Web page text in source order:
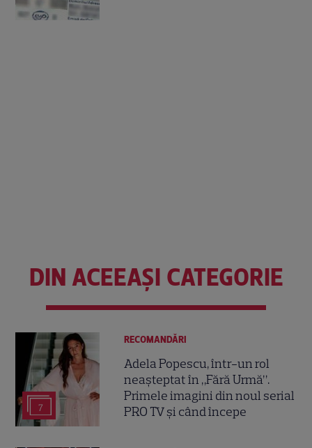
DIN ACEEAȘI CATEGORIE
7
RECOMANDĂRI
Adela Popescu, într-un rol
neașteptat în „Fără Urmă”.
Primele imagini din noul serial
PRO TV și când începe